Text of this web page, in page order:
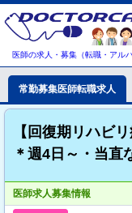
医師の求人・募集（転職・アルバ
常勤募集医師転職求人
【回復期リハビ
＊週4日～・当直
医師求人募集情報